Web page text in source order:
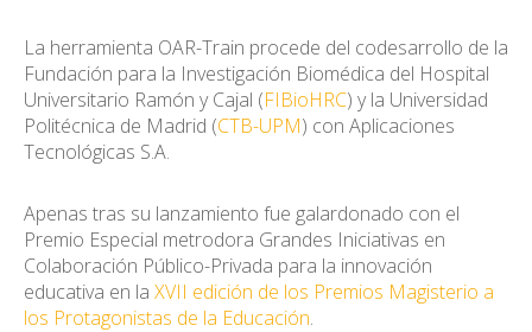
La herramienta OAR-Train procede del codesarrollo de la
Fundación para la Investigación Biomédica del Hospital
Universitario Ramón y Cajal (FIBioHRC) y la Universidad
Politécnica de Madrid (CTB-UPM) con Aplicaciones
Tecnológicas S.A.
Apenas tras su lanzamiento fue galardonado con el
Premio Especial metrodora Grandes Iniciativas en
Colaboración Público-Privada para la innovación
educativa en la XVII edición de los Premios Magisterio a
los Protagonistas de la Educación.